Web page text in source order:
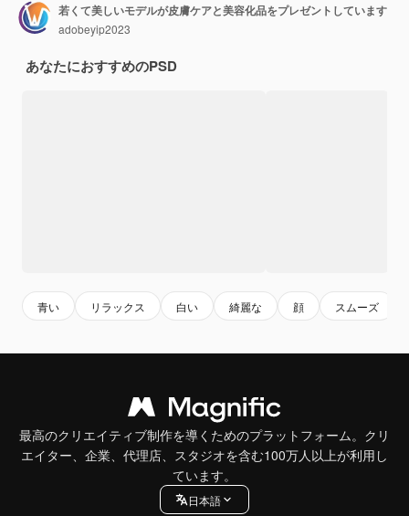
若くて美しいモデルが皮膚ケアと美容化品をプレゼントしています
adobeyip2023
あなたにおすすめのPSD
青い リラックス 白い 綺麗な 顔 スムーズ
最高のクリエイティブ制作を導くためのプラットフォーム。クリ
エイター、企業、代理店、スタジオを含む100万人以上が利用し
ています。
日本語